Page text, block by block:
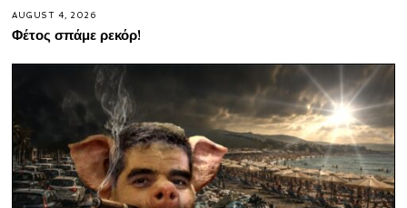
AUGUST 4, 2026
Φέτος σπάμε ρεκόρ!